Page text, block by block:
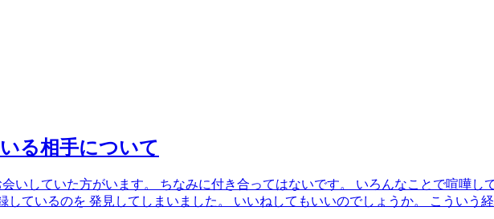
る相手について
いしていた方がいます。 ちなみに付き合ってはないです。 いろんなことで喧嘩
しているのを 発見してしまいました。 いいねしてもいいのでしょうか。 こういう